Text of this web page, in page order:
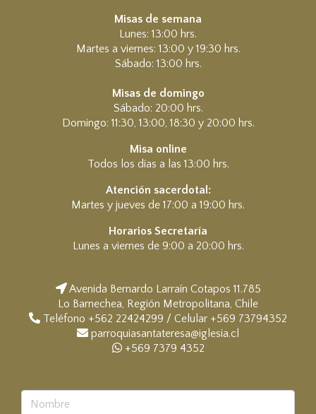
Misas de semana
Lunes: 13:00 hrs.
Martes a viernes: 13:00 y 19:30 hrs.
Sábado: 13:00 hrs.
Misas de domingo
Sábado: 20:00 hrs.
Domingo: 11:30, 13:00, 18:30 y 20:00 hrs.
Misa online
Todos los días a las 13:00 hrs.
Atención sacerdotal:
Martes y jueves de 17:00 a 19:00 hrs.
Horarios Secretaría
Lunes a viernes de 9:00 a 20:00 hrs.
Avenida Bernardo Larraín Cotapos 11.785
Lo Barnechea, Región Metropolitana, Chile
Teléfono +562 22424299 / Celular +569 73794352
parroquiasantateresa@iglesia.cl
+569 7379 4352